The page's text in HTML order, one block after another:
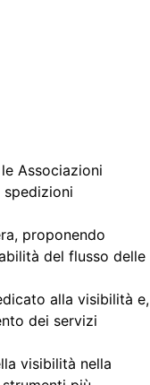
Associazioni
spedizioni
proponendo
del flusso delle
alla visibilità e,
dei servizi
visibilità nella